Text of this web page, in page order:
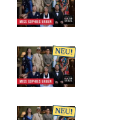
NEU!
NEU!